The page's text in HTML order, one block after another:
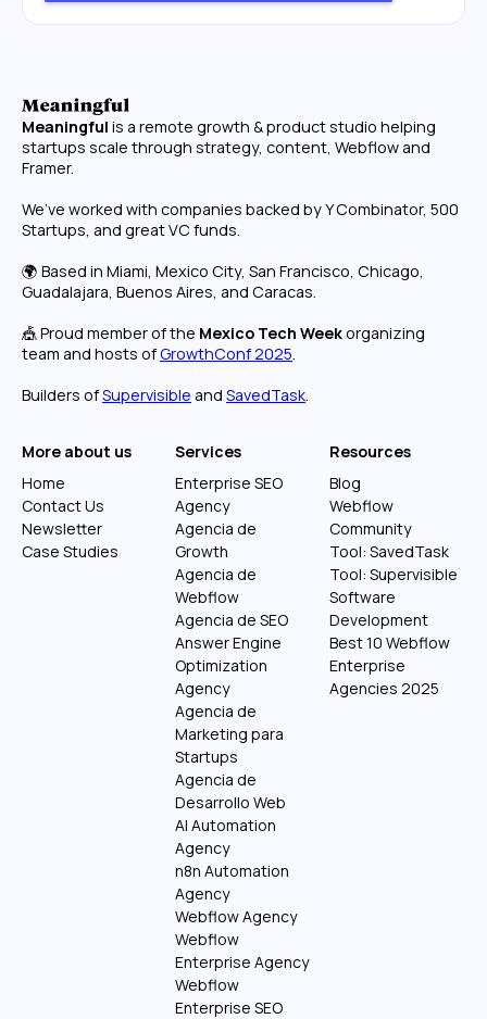
Meaningful is a remote growth & product studio helping
startups scale through strategy, content, Webflow and
Framer.
We’ve worked with companies backed by Y Combinator, 500
Startups, and great VC funds.
🌍 Based in Miami, Mexico City, San Francisco, Chicago,
Guadalajara, Buenos Aires, and Caracas.
🎪 Proud member of the Mexico Tech Weekorganizing
team and hosts ofGrowthConf 2025
Builders ofSupervisible and SavedTask
More about us
Home
Contact Us
Newsletter
Case Studies
Services
Enterprise SEO
Agency
Agencia de
Growth
Agencia de
Webflow
Agencia de SEO
Answer Engine
Optimization
Agency
Agencia de
Marketing para
Startups
Agencia de
Desarrollo Web
AI Automation
Agency
n8n Automation
Agency
Webflow Agency
Webflow
Enterprise Agency
Webflow
Enterprise SEO
Resources
Blog
Webflow
Community
Tool: SavedTask
Tool: Supervisible
Software
Development
Best 10 Webflow
Enterprise
Agencies 2025